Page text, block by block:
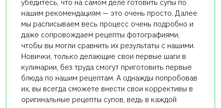
убедитесь, что на самом деле готовить супы по
нашим рекомендациям — это очень просто. Далее
мы расписываем весь процесс очень подробно и
даже сопровождаем рецепты фотографиями,
чтобы вы могли сравнить их результаты с нашими.
Новички, только делающие свои первые шаги в
кулинарии, без труда смогут приготовить первые
блюда по нашим рецептам. А однажды попробовав
их, вы всегда сможете внести свои коррективы в
оригинальные рецепты супов, ведь в каждой